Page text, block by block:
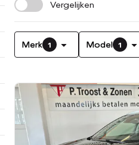
Vergelijken
Merk 1 Model 1